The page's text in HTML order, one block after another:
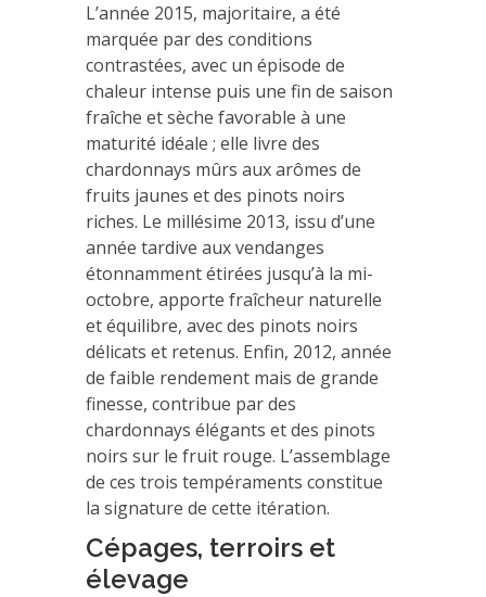
L’année 2015, majoritaire, a été
marquée par des conditions
contrastées, avec un épisode de
chaleur intense puis une fin de saison
fraîche et sèche favorable à une
maturité idéale ; elle livre des
chardonnays mûrs aux arômes de
fruits jaunes et des pinots noirs
riches. Le millésime 2013, issu d’une
année tardive aux vendanges
étonnamment étirées jusqu’à la mi-
octobre, apporte fraîcheur naturelle
et équilibre, avec des pinots noirs
délicats et retenus. Enfin, 2012, année
de faible rendement mais de grande
finesse, contribue par des
chardonnays élégants et des pinots
noirs sur le fruit rouge. L’assemblage
de ces trois tempéraments constitue
la signature de cette itération.
Cépages, terroirs et
élevage